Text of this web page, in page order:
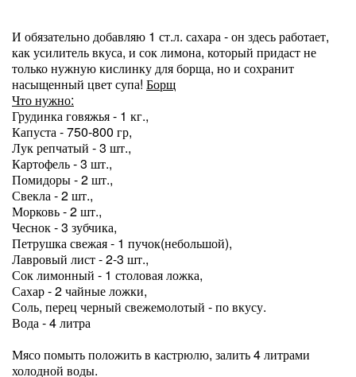
И обязательно добавляю 1 ст.л. сахара - он здесь работает,
как усилитель вкуса, и сок лимона, который придаст не
только нужную кислинку для борща, но и сохранит
насыщенный цвет супа! Борщ
Что нужно:
Грудинка говяжья - 1 кг.,
Капуста - 750-800 гр,
Лук репчатый - 3 шт.,
Картофель - 3 шт.,
Помидоры - 2 шт.,
Свекла - 2 шт.,
Морковь - 2 шт.,
Чеснок - 3 зубчика,
Петрушка свежая - 1 пучок(небольшой),
Лавровый лист - 2-3 шт.,
Сок лимонный - 1 столовая ложка,
Сахар - 2 чайные ложки,
Соль, перец черный свежемолотый - по вкусу.
Вода - 4 литра
Мясо помыть положить в кастрюлю, залить 4 литрами
холодной воды.